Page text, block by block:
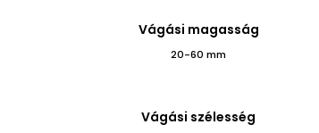
Vágási magasság
20-60 mm
Vágási szélesség